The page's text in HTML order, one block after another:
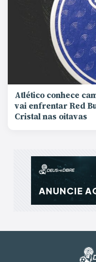
Atlético conhece
vai enfrentar Red
Cristal nas oitavas